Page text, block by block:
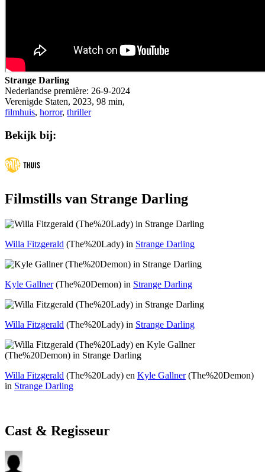
Strange Darling
Nederlandse première: 26-9-2024
Verenigde Staten, 2023, 98 min,
filmhuis, horror, thriller
Bekijk bij:
Filmstills van Strange Darling
Willa Fitzgerald (The%20Lady) in Strange Darling
Kyle Gallner(The%20Demon) in Strange Darling
Willa Fitzgerald (The%20Lady) in Strange Darling
Willa Fitzgerald (The%20Lady) en Kyle Gallner(The%20Demon)
in Strange Darling
Cast & Regisseur